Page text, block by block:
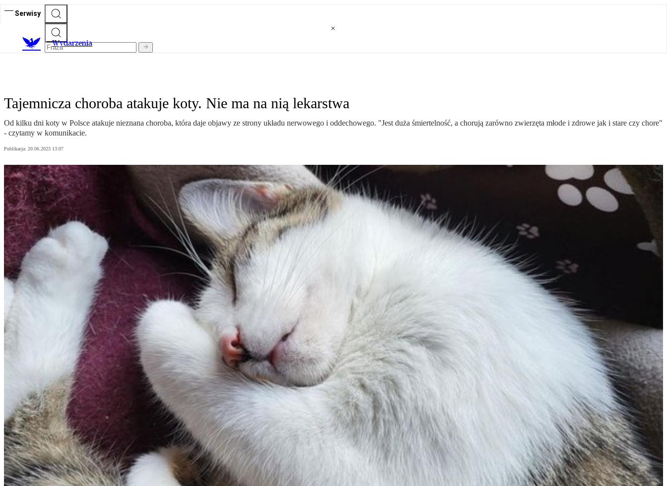
Serwisy
Wydarzenia
Tajemnicza choroba atakuje koty. Nie ma na nią lekarstwa
Od kilku dni koty w Polsce atakuje nieznana choroba, która daje objawy ze strony układu nerwowego i oddechowego. "Jest duża śmiertelność, a chorują zarówno zwierzęta młode i zdrowe jak i stare czy chore"
- czytamy w komunikacie.
Publikacja: 20.06.2023 13:07